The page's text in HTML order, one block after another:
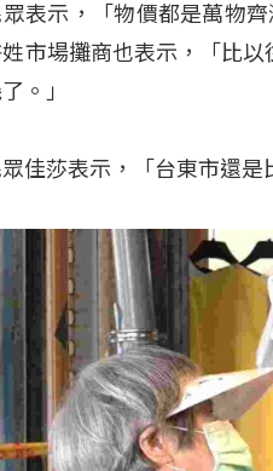
眾表示，「物價都是萬物
市場攤商也表示，「比
。」
眾佳莎表示，「台東市還是